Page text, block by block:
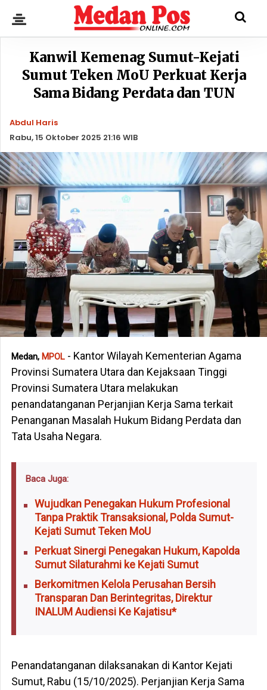
Kanwil Kemenag Sumut-Kejati
Sumut Teken MoU Perkuat Kerja
Sama Bidang Perdata dan TUN
Abdul Haris
Rabu, 15 Oktober 2025 21:16 WIB
Medan, MPOL- Kantor Wilayah Kementerian Agama
Provinsi Sumatera Utara dan Kejaksaan Tinggi
Provinsi Sumatera Utara melakukan
penandatanganan Perjanjian Kerja Sama terkait
Penanganan Masalah Hukum Bidang Perdata dan
Tata Usaha Negara.
Baca Juga:
Wujudkan Penegakan Hukum Profesional
Tanpa Praktik Transaksional, Polda Sumut-
Kejati Sumut Teken MoU
Perkuat Sinergi Penegakan Hukum, Kapolda
Sumut Silaturahmi ke Kejati Sumut
Berkomitmen Kelola Perusahan Bersih
Transparan Dan Berintegritas, Direktur
INALUM Audiensi Ke Kajatisu*
Penandatanganan dilaksanakan di Kantor Kejati
Sumut, Rabu (15/10/2025). Perjanjian Kerja Sama